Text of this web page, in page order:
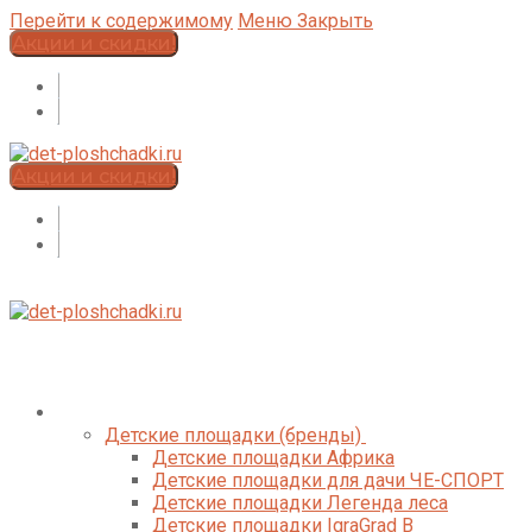
Перейти к содержимому Меню Закрыть
Акции и скидки!
Акции и скидки!
Детские площадки (бренды)
Детские площадки Африка
Детские площадки для дачи ЧЕ-СПОРТ
Детские площадки Легенда леса
Детские площадки IgraGrad B